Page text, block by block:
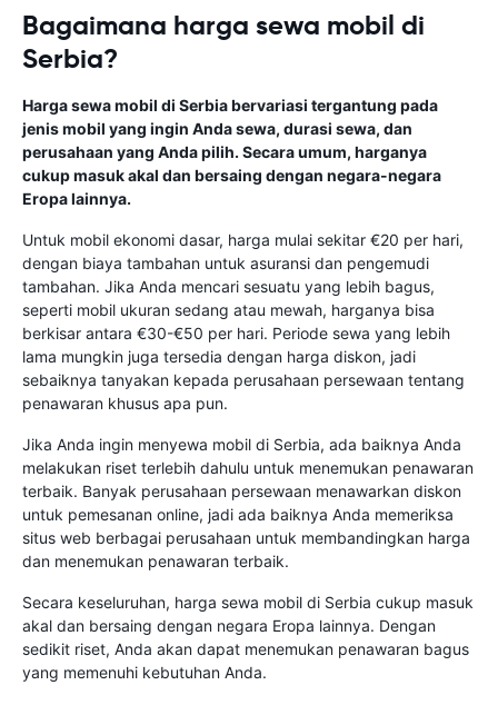
Bagaimana harga sewa mobil di
Serbia?
Harga sewa mobil di Serbia bervariasi tergantung pada
jenis mobil yang ingin Anda sewa, durasi sewa, dan
perusahaan yang Anda pilih. Secara umum, harganya
cukup masuk akal dan bersaing dengan negara-negara
Eropa lainnya.
Untuk mobil ekonomi dasar, harga mulai sekitar €20 per hari,
dengan biaya tambahan untuk asuransi dan pengemudi
tambahan. Jika Anda mencari sesuatu yang lebih bagus,
seperti mobil ukuran sedang atau mewah, harganya bisa
berkisar antara €30-€50 per hari. Periode sewa yang lebih
lama mungkin juga tersedia dengan harga diskon, jadi
sebaiknya tanyakan kepada perusahaan persewaan tentang
penawaran khusus apa pun.
Jika Anda ingin menyewa mobil di Serbia, ada baiknya Anda
melakukan riset terlebih dahulu untuk menemukan penawaran
terbaik. Banyak perusahaan persewaan menawarkan diskon
untuk pemesanan online, jadi ada baiknya Anda memeriksa
situs web berbagai perusahaan untuk membandingkan harga
dan menemukan penawaran terbaik.
Secara keseluruhan, harga sewa mobil di Serbia cukup masuk
akal dan bersaing dengan negara Eropa lainnya. Dengan
sedikit riset, Anda akan dapat menemukan penawaran bagus
yang memenuhi kebutuhan Anda.